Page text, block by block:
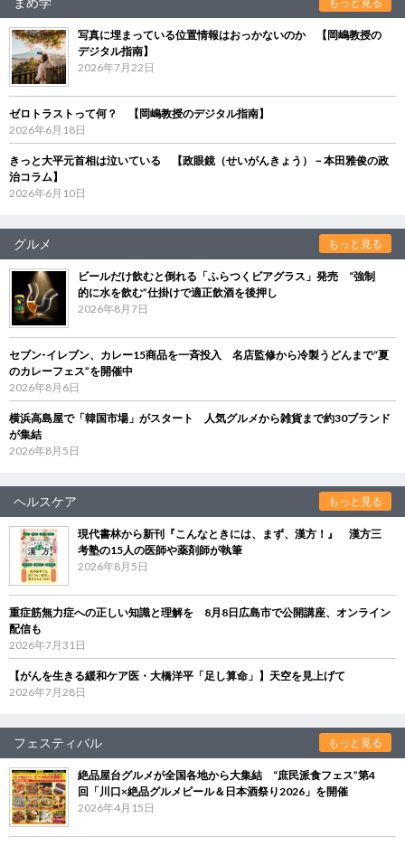
写真に埋まっている位置情報はおっかないのか 【岡嶋教授の
デジタル指南】
2026年7月22日
ゼロトラストって何？ 【岡嶋教授のデジタル指南】
2026年6月18日
きっと大平元首相は泣いている 【政眼鏡（せいがんきょう）－本田雅俊の政
治コラム】
2026年6月10日
グルメ もっと見る
ビールだけ飲むと倒れる「ふらつくビアグラス」発売 “強制
的に水を飲む”仕掛けで適正飲酒を後押し
2026年8月7日
セブン‐イレブン、カレー15商品を一斉投入 名店監修から冷製うどんまで“夏
のカレーフェス”を開催中
2026年8月6日
横浜高島屋で「韓国市場」がスタート 人気グルメから雑貨まで約30ブランド
が集結
2026年8月5日
ヘルスケア もっと見る
現代書林から新刊『こんなときには、まず、漢方！』 漢方三
考塾の15人の医師や薬剤師が執筆
2026年8月5日
重症筋無力症への正しい知識と理解を 8月8日広島市で公開講座、オンライン
配信も
2026年7月31日
【がんを生きる緩和ケア医・大橋洋平「足し算命」】天空を見上げて
2026年7月28日
フェスティバル もっと見る
絶品屋台グルメが全国各地から大集結 “庶民派食フェス”第4
回「川口×絶品グルメビール＆日本酒祭り2026」を開催
2026年4月15日